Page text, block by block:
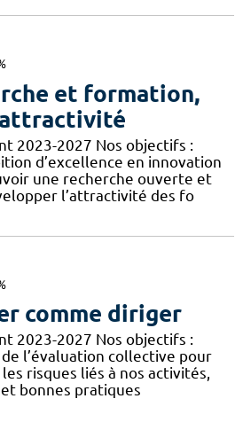
et formation,
2023-2027 Nos objectifs :
d’excellence en innovation
une recherche ouverte et
l’attractivité des fo
comme diriger
2023-2027 Nos objectifs :
l’évaluation collective pour
risques liés à nos activités,
bonnes pratiques